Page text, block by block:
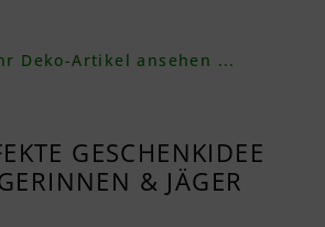
Deko-Artikel ansehen ...
GESCHENKIDEE
& JÄGER